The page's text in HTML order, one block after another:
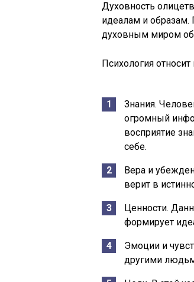
Духовность
идеалам и образам.
духовным миром
Психология
Знания.
огромный
восприятие
себе.
Вера и
верит в
Ценности.
формирует
Эмоции и
другими